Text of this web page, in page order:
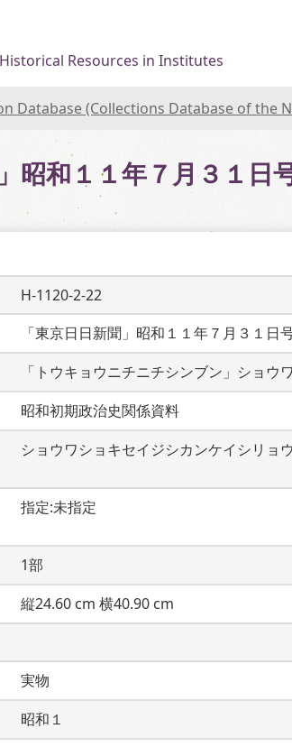
Resources in Institutes
Database (Collections Database of the
昭和１１年７月３１日
H-1120-2-22
「東京日日新聞」昭和１１年７月３１日
「トウキョウニチニチシンブン」ショ
昭和初期政治史関係資料
ショウワショキセイジシカンケイシリョウ
指定:未指定
1部
縦24.60 cm 横40.90 cm
実物
昭和１